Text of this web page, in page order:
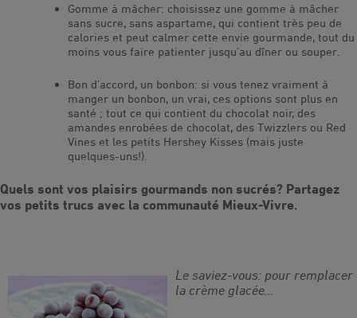
Gomme à mâcher: choisissez une gomme à mâcher
sans sucre, sans aspartame, qui contient très peu de
calories et peut calmer cette envie gourmande, tout du
moins vous faire patienter jusqu’au dîner ou souper.
Bon d’accord, un bonbon: si vous tenez vraiment à
manger un bonbon, un vrai, ces options sont plus en
santé ; tout ce qui contient du chocolat noir, des
amandes enrobées de chocolat, des Twizzlers ou Red
Vines et les petits Hershey Kisses (mais juste
quelques-uns!).
Quels sont vos plaisirs gourmands non sucrés? Partagez
vos petits trucs avec la communauté Mieux-Vivre.
Le saviez-vous: pour remplacer
la crème glacée…